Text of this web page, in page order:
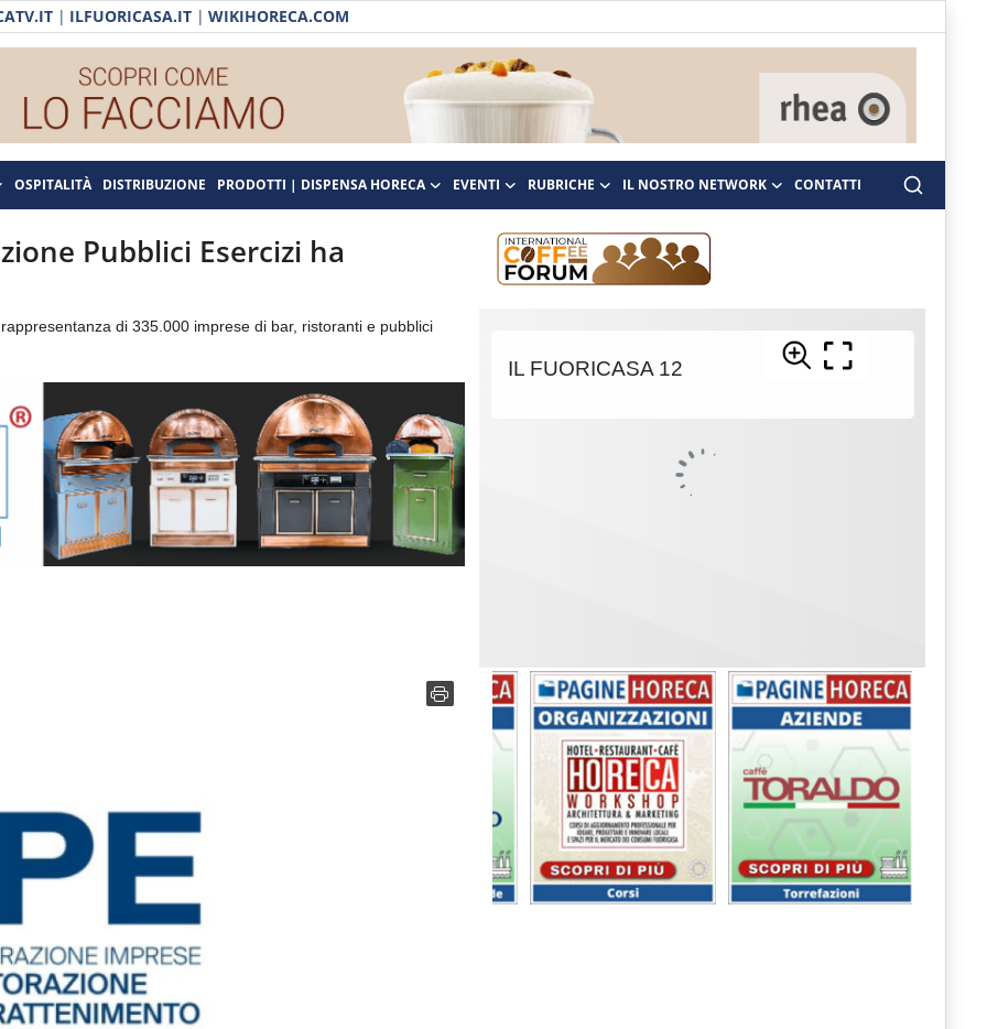
| ILFUORICASA.IT | WIKIHORECA.COM
OSPITALITÀ DISTRIBUZIONE PRODOTTI | DISPENSA HORECA EVENTI RUBRICHE IL NOSTRO NETWORK CONTATTI
Pubblici Esercizi ha
di 335.000 imprese di bar, ristoranti e pubblici